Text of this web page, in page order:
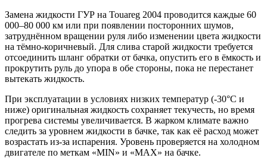
Замена жидкости ГУР на Touareg 2004 проводится каждые 60
000–80 000 км или при появлении посторонних шумов,
затруднённом вращении руля либо изменении цвета жидкости
на тёмно-коричневый. Для слива старой жидкости требуется
отсоединить шланг обратки от бачка, опустить его в ёмкость и
прокрутить руль до упора в обе стороны, пока не перестанет
вытекать жидкость.
При эксплуатации в условиях низких температур (-30°C и
ниже) оригинальная жидкость сохраняет текучесть, но время
прогрева системы увеличивается. В жарком климате важно
следить за уровнем жидкости в бачке, так как её расход может
возрастать из-за испарения. Уровень проверяется на холодном
двигателе по меткам «MIN» и «MAX» на бачке.